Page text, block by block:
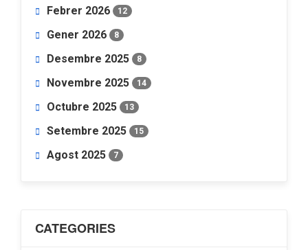
Febrer 2026 12
Gener 2026 8
Desembre 2025 8
Novembre 2025 14
Octubre 2025 13
Setembre 2025 15
Agost 2025 7
CATEGORIES